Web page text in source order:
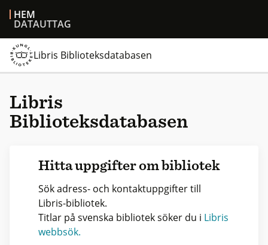
HEM
DATAUTTAG
Libris Biblioteksdatabasen
Libris
Biblioteksdatabasen
Hitta uppgifter om bibliotek
Sök adress- och kontaktuppgifter till
Libris-bibliotek.
Titlar på svenska bibliotek söker du i Libris
webbsök.